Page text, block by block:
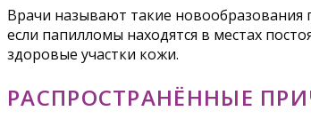
Врачи называют такие
если папилломы находятся в местах
здоровые участки кожи.
РАСПРОСТРАНЁННЫЕ